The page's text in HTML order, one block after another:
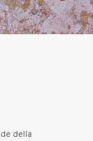
della